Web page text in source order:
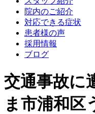
院内のご紹介
対応できる症状
患者様の声
採用情報
ブログ
交通事故に
ま市浦和区